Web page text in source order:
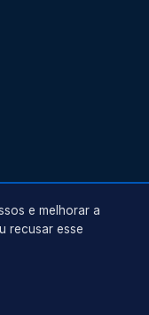
reservados.
e melhorar a
recusar esse